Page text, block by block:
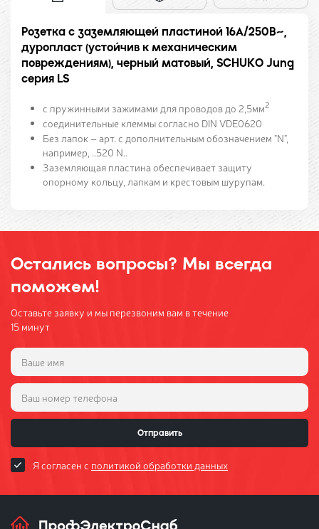
Розетка с заземляющей пластиной 16A/250B~,
дуропласт (устойчив к механическим
повреждениям), черный матовый, SCHUKO Jung
серия LS
с пружинными зажимами для проводов до 2,5мм2
соединительные клеммы согласно DIN VDE0620
Без лапок – арт. с дополнительным обозначением "N",
например, ..520 N..
Заземляющая пластина обеспечивает защиту
опорному кольцу, лапкам и крестовым шурупам.
Остались вопросы? Мы всегда
поможем!
Оставьте заявку и мы перезвоним вам в течение
15 минут
Отправить
Я согласен с политикой обработки данных